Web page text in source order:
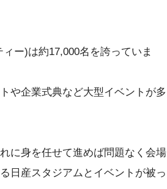
ー)は約17,000名を誇っていま
や企業式典など大型イベントが多
に身を任せて進めば問題なく会場
日産スタジアムとイベントが被っ